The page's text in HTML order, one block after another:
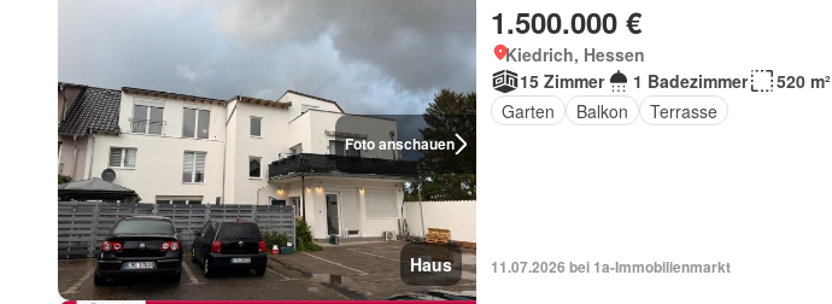
Foto anschauen
Haus
1.500.000 €
Kiedrich, Hessen
15 Zimmer
1 Badezimmer
520 m²
Garten
Balkon Terrasse
11.07.2026 bei 1a-Immobilienmarkt